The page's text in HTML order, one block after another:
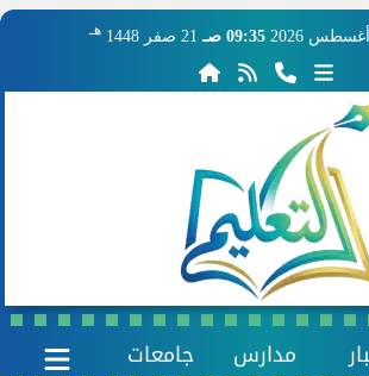
09:35 صـ 21 صفر 1448 هـ
مدارس جامعات